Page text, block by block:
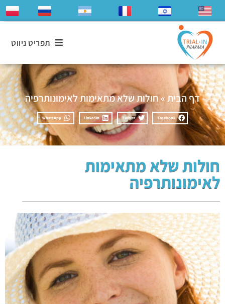
תפריט ניווט
דף הבית»חולות שלא מתאימות לאימונותרפיה
Facebook
Twitter
LinkedIn
WhatsApp
חולות שלא מתאימות
לאימונותרפיה